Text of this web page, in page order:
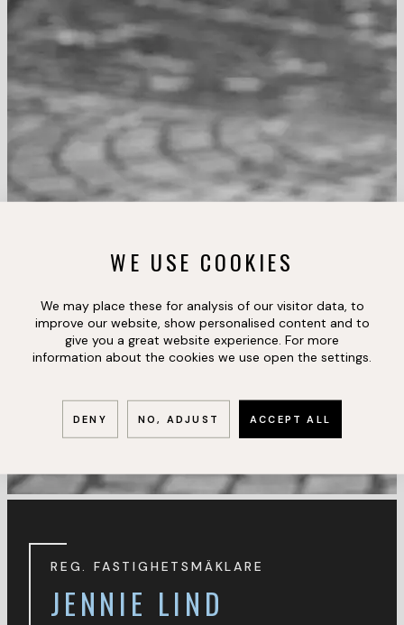
REG. FASTIGHETSMÄKLARE
JENNIE LIND
WE USE COOKIES
We may place these for analysis of our visitor data, to
improve our website, show personalised content and to
give you a great website experience. For more
information about the cookies we use open the settings.
DENY NO, ADJUST ACCEPT ALL